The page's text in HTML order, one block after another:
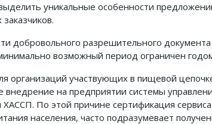
уникальные особенности
добровольного разрешительного
возможный период ограничен
организаций участвующих в пищевой
внедрение на предприятии системы
По этой причине сертификация
населения, часто подразумевает